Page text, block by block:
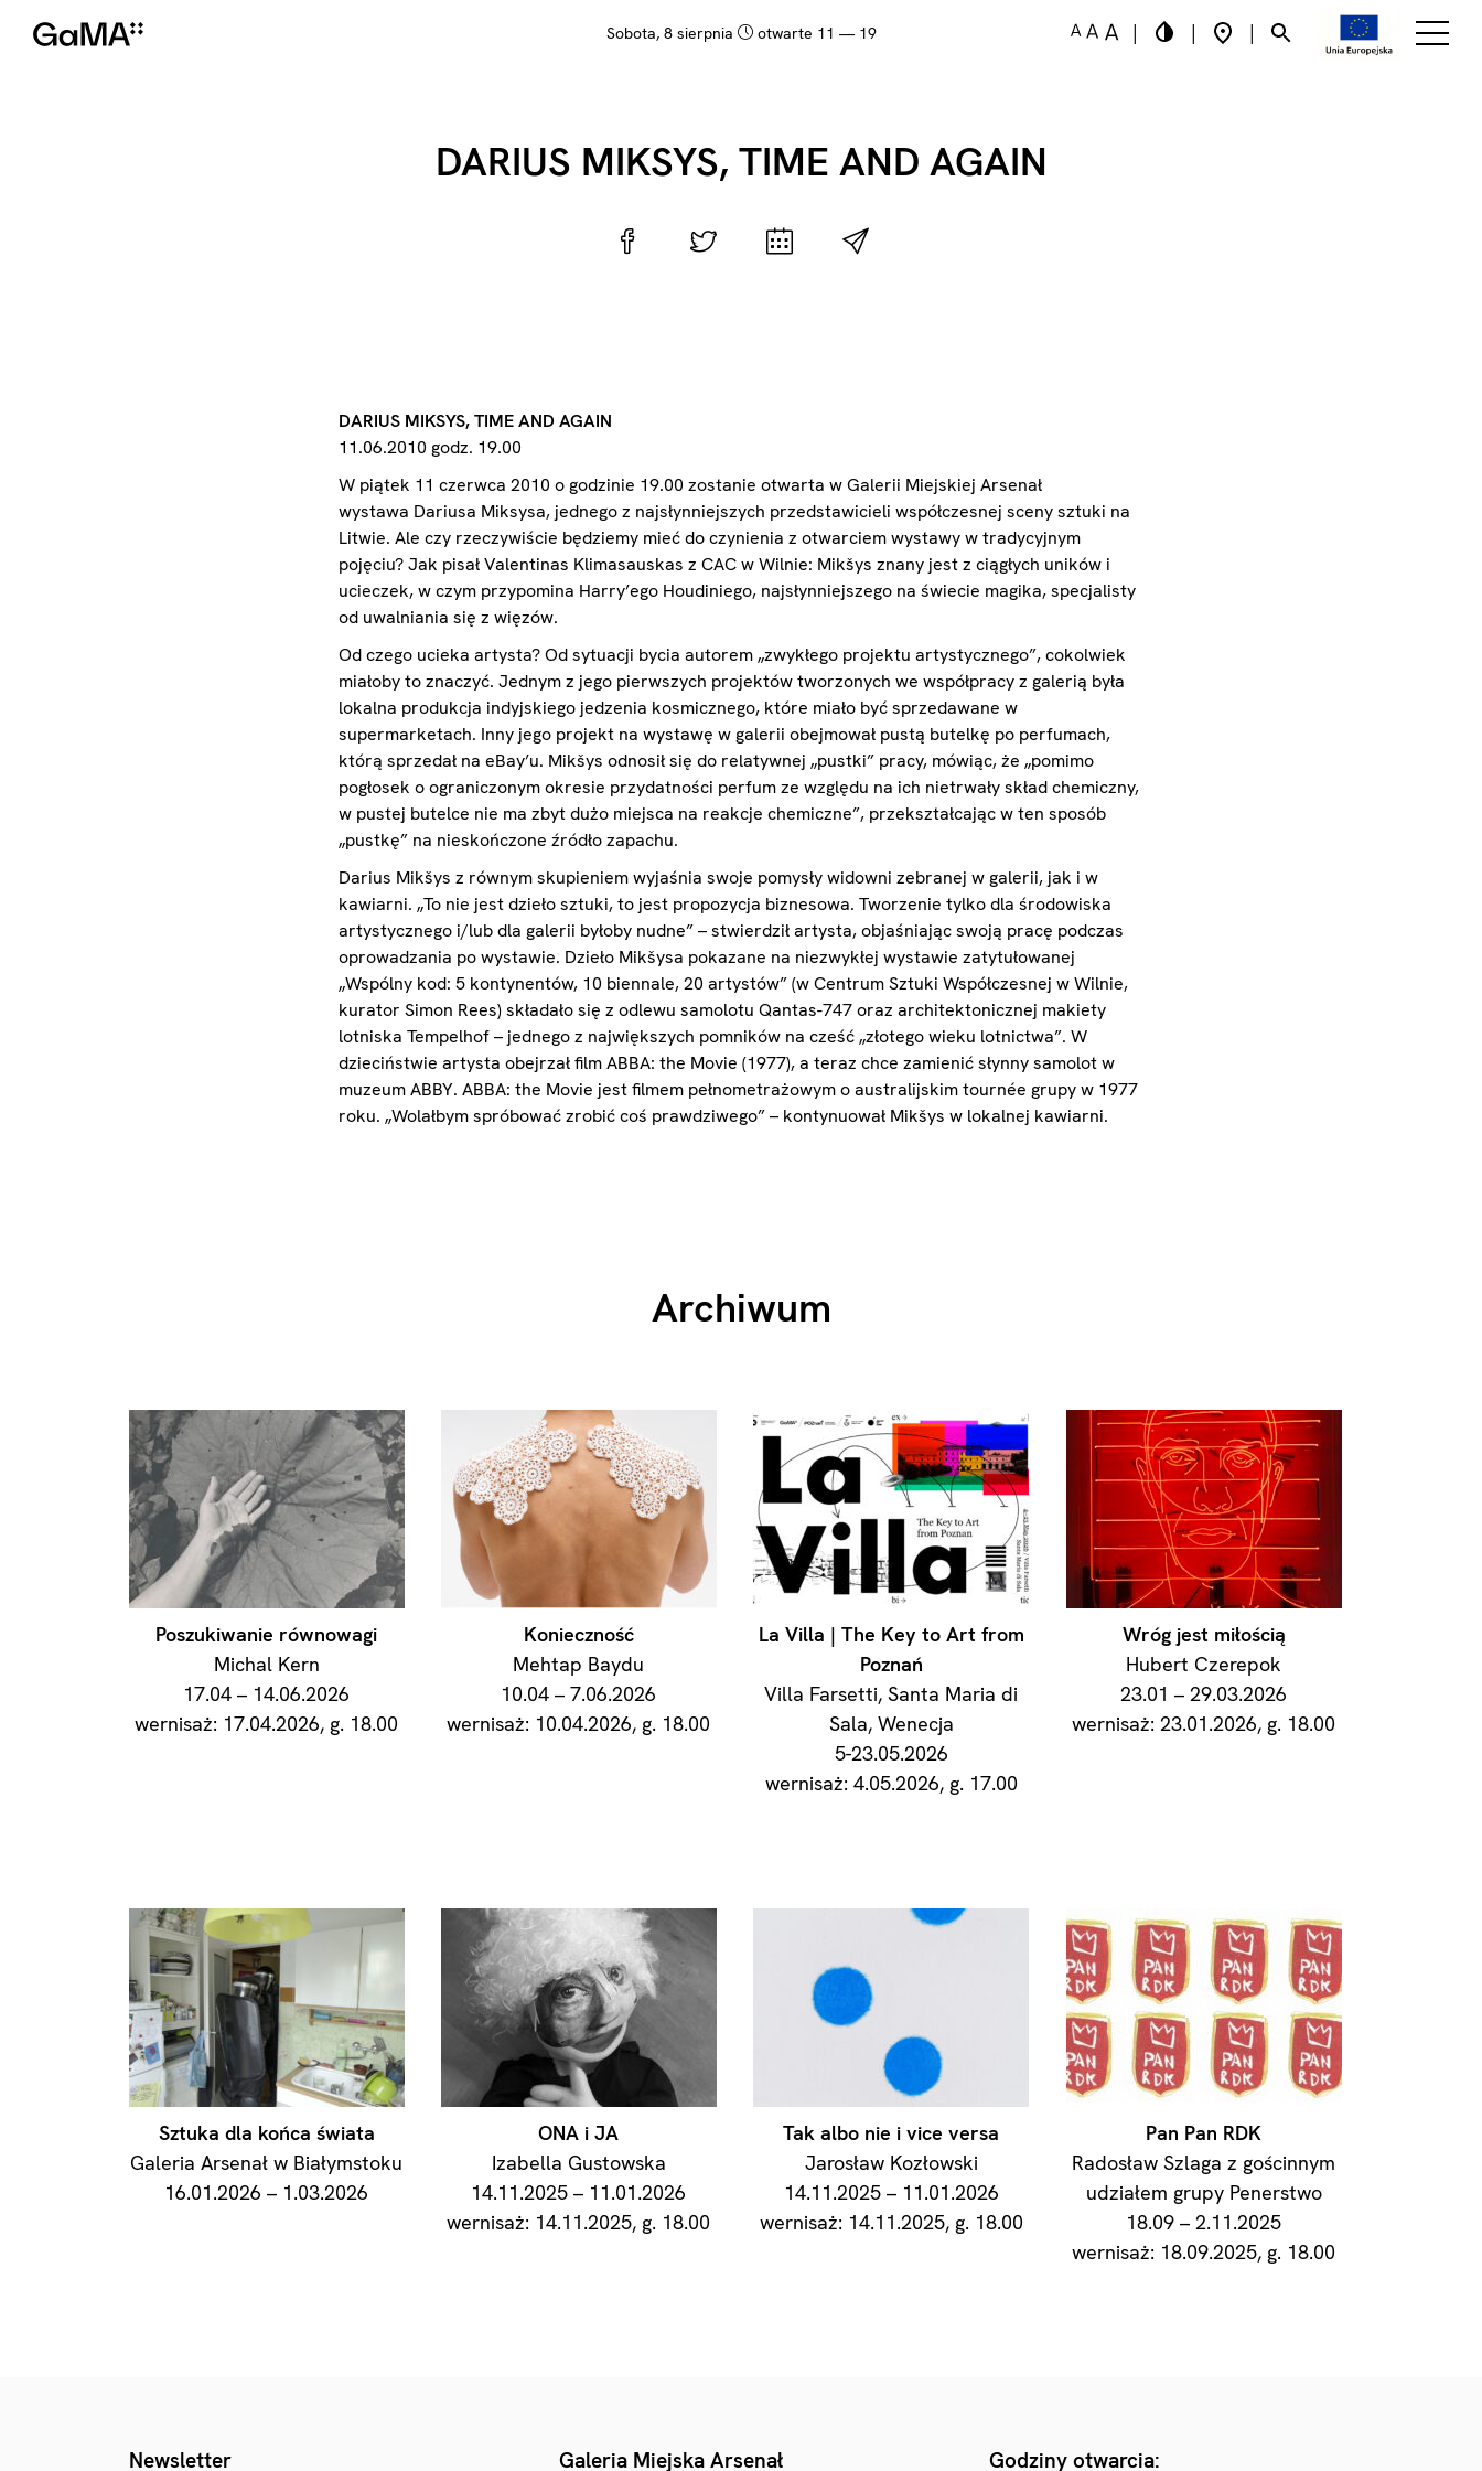
sobota, 8 sierpnia otwarte 11 — 19 | | |
DARIUS MIKSYS, TIME AND AGAIN
DARIUS MIKSYS, TIME AND AGAIN
11.06.2010 godz. 19.00
W piątek 11 czerwca 2010 o godzinie 19.00 zostanie otwarta w Galerii Miejskiej Arsenał
wystawa Dariusa Miksysa, jednego z najsłynniejszych przedstawicieli współczesnej sceny sztuki na
Litwie. Ale czy rzeczywiście będziemy mieć do czynienia z otwarciem wystawy w tradycyjnym
pojęciu? Jak pisał Valentinas Klimasauskas z CAC w Wilnie: Mikšys znany jest z ciągłych uników i
ucieczek, w czym przypomina Harry’ego Houdiniego, najsłynniejszego na świecie magika, specjalisty
od uwalniania się z więzów.
Od czego ucieka artysta? Od sytuacji bycia autorem „zwykłego projektu artystycznego”, cokolwiek
miałoby to znaczyć. Jednym z jego pierwszych projektów tworzonych we współpracy z galerią była
lokalna produkcja indyjskiego jedzenia kosmicznego, które miało być sprzedawane w
supermarketach. Inny jego projekt na wystawę w galerii obejmował pustą butelkę po perfumach,
którą sprzedał na eBay’u. Mikšys odnosił się do relatywnej „pustki” pracy, mówiąc, że „pomimo
pogłosek o ograniczonym okresie przydatności perfum ze względu na ich nietrwały skład chemiczny,
w pustej butelce nie ma zbyt dużo miejsca na reakcje chemiczne”, przekształcając w ten sposób
„pustkę” na nieskończone źródło zapachu.
Darius Mikšys z równym skupieniem wyjaśnia swoje pomysły widowni zebranej w galerii, jak i w
kawiarni. „To nie jest dzieło sztuki, to jest propozycja biznesowa. Tworzenie tylko dla środowiska
artystycznego i/lub dla galerii byłoby nudne” – stwierdził artysta, objaśniając swoją pracę podczas
oprowadzania po wystawie. Dzieło Mikšysa pokazane na niezwykłej wystawie zatytułowanej
„Wspólny kod: 5 kontynentów, 10 biennale, 20 artystów” (w Centrum Sztuki Współczesnej w Wilnie,
kurator Simon Rees) składało się z odlewu samolotu Qantas-747 oraz architektonicznej makiety
lotniska Tempelhof – jednego z największych pomników na cześć „złotego wieku lotnictwa”. W
dzieciństwie artysta obejrzał film ABBA: the Movie (1977), a teraz chce zamienić słynny samolot w
muzeum ABBY. ABBA: the Movie jest filmem pełnometrażowym o australijskim tournée grupy w 1977
roku. „Wolałbym spróbować zrobić coś prawdziwego” – kontynuował Mikšys w lokalnej kawiarni.
Archiwum
Poszukiwanie równowagi
Michal Kern
17.04 – 14.06.2026
wernisaż: 17.04.2026, g. 18.00
Konieczność
Mehtap Baydu
10.04 – 7.06.2026
wernisaż: 10.04.2026, g. 18.00
La Villa | The Key to Art from
Poznań
Villa Farsetti, Santa Maria di
Sala, Wenecja
5-23.05.2026
wernisaż: 4.05.2026, g. 17.00
Wróg jest miłością
Hubert Czerepok
23.01 – 29.03.2026
wernisaż: 23.01.2026, g. 18.00
Sztuka dla końca świata
Galeria Arsenał w Białymstoku
16.01.2026 – 1.03.2026
ONA i JA
Izabella Gustowska
14.11.2025 – 11.01.2026
wernisaż: 14.11.2025, g. 18.00
Tak albo nie i vice versa
Jarosław Kozłowski
14.11.2025 – 11.01.2026
wernisaż: 14.11.2025, g. 18.00
Pan Pan RDK
Radosław Szlaga z gościnnym
udziałem grupy Penerstwo
18.09 – 2.11.2025
wernisaż: 18.09.2025, g. 18.00
Newsletter Galeria Miejska Arsenał Godziny otwarcia: